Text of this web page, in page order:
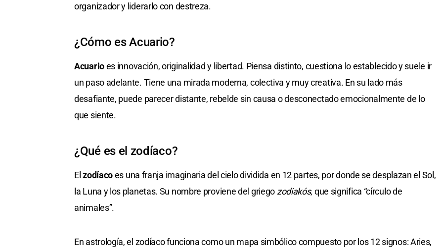
organizador y liderarlo con destreza.
¿Cómo es Acuario?
Acuarioes innovación, originalidad y libertad. Piensa distinto, cuestiona lo establecido y suele ir
un paso adelante. Tiene una mirada moderna, colectiva y muy creativa. En su lado más
desafiante, puede parecer distante, rebelde sin causa o desconectado emocionalmente de lo
que siente.
¿Qué es el zodíaco?
Elzodíacoes una franja imaginaria del cielo dividida en 12 partes, por donde se desplazan el Sol,
la Luna y los planetas. Su nombre proviene del griegozodiakós, que significa “círculo de
animales”.
En astrología, el zodíaco funciona como un mapa simbólico compuesto por los 12 signos: Aries,